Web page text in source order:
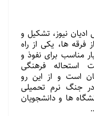
ادیان نیوز، تشکیل و
فرقه ها، یکی از راه
مناسب برای نفوذ و
استحاله فرهنگی
است و از این رو
جنگ نرم تحمیلی
ها و دانشجویان